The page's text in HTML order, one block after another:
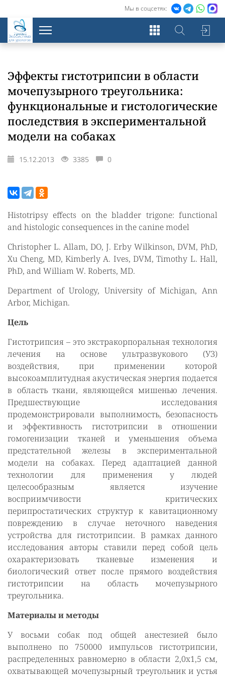
Мы в соцсетях:
Экосистема
для урологов
Эффекты гистотрипсии в области
мочепузырного треугольника:
функциональные и гистологические
последствия в экспериментальной
модели на собаках
15.12.2013 3385 0
Histotripsy effects on the bladder trigone: functional
and histologic consequences in the canine model
Christopher L. Allam, DO, J. Erby Wilkinson, DVM, PhD,
Xu Cheng, MD, Kimberly A. Ives, DVM, Timothy L. Hall,
PhD, and William W. Roberts, MD.
Department of Urology, University of Michigan, Ann
Arbor, Michigan.
Цель
Гистотрипсия – это экстракорпоральная технология
лечения на основе ультразвукового (УЗ)
воздействия, при применении которой
высокоамплитудная акустическая энергия подается
в область ткани, являющейся мишенью лечения.
Предшествующие исследования
продемонстрировали выполнимость, безопасность
и эффективность гистотрипсии в отношении
гомогенизации тканей и уменьшения объема
предстательной железы в экспериментальной
модели на собаках. Перед адаптацией данной
технологии для применения у людей
целесообразным является изучение
восприимчивости критических
перипростатических структур к кавитационному
повреждению в случае неточного наведения
устройства для гистотрипсии. В рамках данного
исследования авторы ставили перед собой цель
охарактеризовать тканевые изменения и
биологический ответ после прямого воздействия
гистотрипсии на область мочепузырного
треугольника.
Материалы и методы
У восьми собак под общей анестезией было
выполнено по 750000 импульсов гистотрипсии,
распределенных равномерно в области 2,0х1,5 см,
охватывающей мочепузырный треугольник и устья